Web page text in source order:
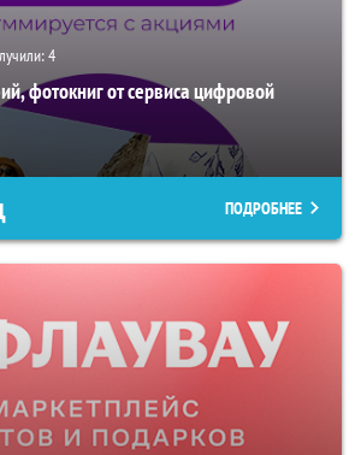
4
фотокниг от сервиса цифровой
ПОДРОБНЕЕ